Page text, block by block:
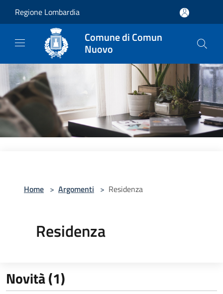
Regione Lombardia
Comune di Comun
Nuovo
Home > Argomenti > Residenza
Residenza
Novità (1)